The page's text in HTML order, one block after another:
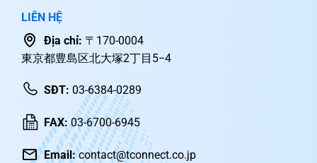
LIÊN HỆ
Địa chỉ: 〒170-0004
東京都豊島区北大塚2丁目5−4
SĐT: 03-6384-0289
FAX:03-6700-6945
Email: contact@tconnect.co.jp